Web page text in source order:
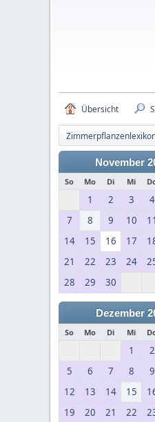
Übersicht
November
So Mo Di Mi
1 2 3 4
7
8 9 10 11
14
15 16 17
21
22 23 24
28
29 30
Dezember
So Mo Di Mi
1 2
5
6 7 8 9
12
13 14 15
19
20 21 22